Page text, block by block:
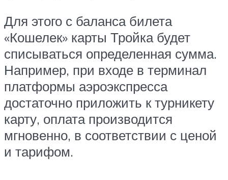
Для этого с баланса билета
«Кошелек» карты Тройка будет
списываться определенная сумма.
Например, при входе в терминал
платформы аэроэкспресса
достаточно приложить к турникету
карту, оплата производится
мгновенно, в соответствии с ценой
и тарифом.